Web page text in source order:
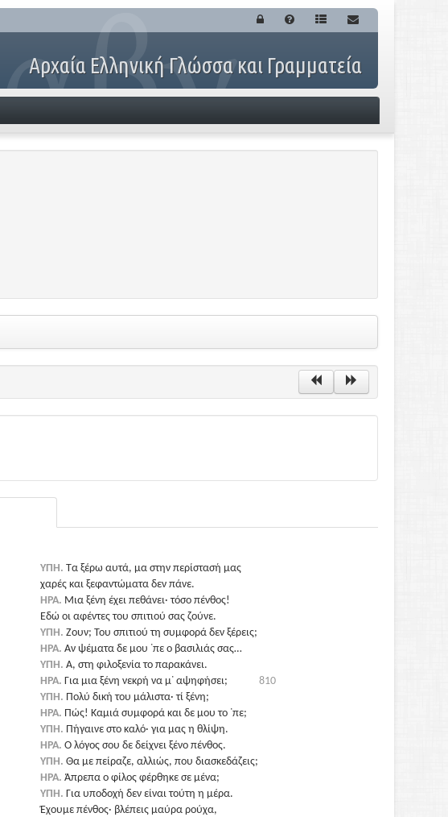
Αρχαία Ελληνική Γλώσσα και Γραμματεία
ΥΠΗ. Τα ξέρω αυτά, μα στην περίστασή μας
χαρές και ξεφαντώματα δεν πάνε.
ΗΡΑ. Μια ξένη έχει πεθάνει· τόσο πένθος!
Εδώ οι αφέντες του σπιτιού σας ζούνε.
ΥΠΗ. Ζουν; Του σπιτιού τη συμφορά δεν ξέρεις;
ΗΡΑ. Αν ψέματα δε μου ᾽πε ο βασιλιάς σας…
ΥΠΗ. Α, στη φιλοξενία το παρακάνει.
810
ΗΡΑ. Για μια ξένη νεκρή να μ᾽ αψηφήσει;
ΥΠΗ. Πολύ δική του μάλιστα· τί ξένη;
ΗΡΑ. Πώς! Καμιά συμφορά και δε μου το ᾽πε;
ΥΠΗ. Πήγαινε στο καλό· για μας η θλίψη.
ΗΡΑ. Ο λόγος σου δε δείχνει ξένο πένθος.
ΥΠΗ. Θα με πείραζε, αλλιώς, που διασκεδάζεις;
ΗΡΑ. Άπρεπα ο φίλος φέρθηκε σε μένα;
ΥΠΗ. Για υποδοχή δεν είναι τούτη η μέρα.
Έχουμε πένθος· βλέπεις μαύρα ρούχα,